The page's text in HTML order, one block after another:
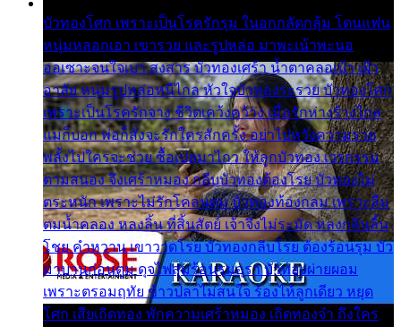
บัวทองโศก เพราะเป็นโรครักรุม ในอกกลัดกลุ้ม โดนแฟน
หนุ่มหลอกเอา เขารวย และรูปหล่อ มาพะเน้าพะนอ
ออเซาะจนใจเบา สงสาร บัวทองเศร้า น้ำตาคลอเบ้า เฝ้า
อาลัย หนุ่มรูปหล่อหนีไกล หัวใจบัวทองระรวย บัวทองโศก
เพราะเป็นโรครักจาง ชีวิตเคว้งคว้าง เมื่อรักห่างร้างไกล
แม่ก็บอก พ่อก็สั่งจะรักใครสักครั้ง อย่าไปหวังความรวย
พลั้งไปใครจะช่วย ซื้อเปลมาไกว ให้ลูกบัวทอง เวรกรรม
ตามสนอง จึงเศร้าหมอง กลีบบัวทองต้องโรย บัวทองไม่
ตระหนัก เพราะไม่รักโคลนตม บัวทองท้องกลม เพราะลืม
ตมน้ำคลอง หลงลิ้น ที่สิ้นสัตย์ เจ้าจึงไม่ระมัด หลงกลิ่นลิ้น
โชย คำหวาน เขาวาดโรย บัวทองกลีบโรย ต้องร้อนรุม บัว
มาบานก่อนตูม ดุจไฟสุมร้อนรุมอุรา บัวทองผ่ายผอม
เพราะตรอมฤทัย ข้าวปลาไม่สนใจ ร้องไห้ลูกเดียว หยุด
โศก เสียเถิดทอง พักความเศร้าหมอง เถิดทองจ๋า ถึงใคร